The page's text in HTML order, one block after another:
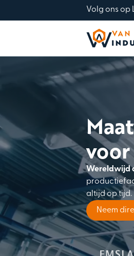
Volg ons op
voor
Wereldwijd
altijd op tijd.
Neem